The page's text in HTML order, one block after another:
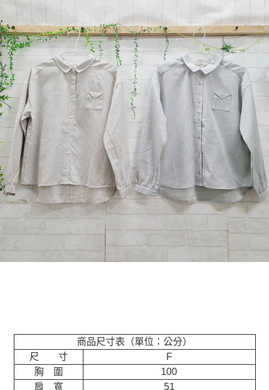
商品尺寸表（單位：公分）
尺 寸
F
胸 圍
100
肩 寬
51